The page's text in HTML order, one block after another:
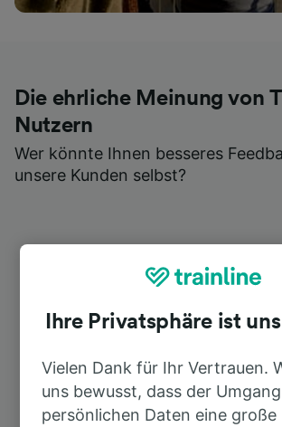
Die ehrliche Meinung von
Nutzern
Wer könnte Ihnen besseres
unsere Kunden selbst?
Ihre Privatsphäre ist
Vielen Dank für Ihr Vertrauen.
uns bewusst, dass der
persönlichen Daten eine große